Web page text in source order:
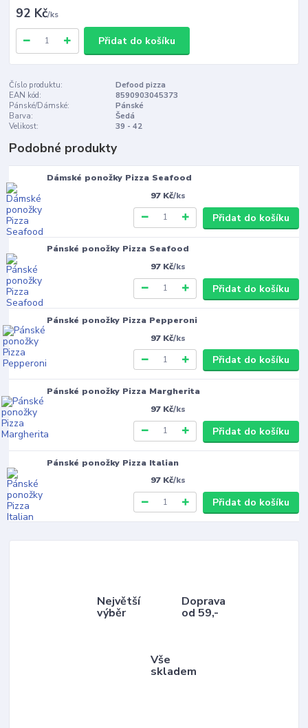
92 Kč/ks
Přidat do košíku
Číslo produktu:
Defood pizza
EAN kód:
8590903045373
Pánské/Dámské:
Pánské
Barva:
Šedá
Velikost:
39 - 42
Podobné produkty
Dámské ponožky Pizza Seafood
97 Kč/ks
Přidat do košíku
Pánské ponožky Pizza Seafood
97 Kč/ks
Přidat do košíku
Pánské ponožky Pizza Pepperoni
97 Kč/ks
Přidat do košíku
Pánské ponožky Pizza Margherita
97 Kč/ks
Přidat do košíku
Pánské ponožky Pizza Italian
97 Kč/ks
Přidat do košíku
Největší
výběr
Doprava
od 59,-
Vše
skladem